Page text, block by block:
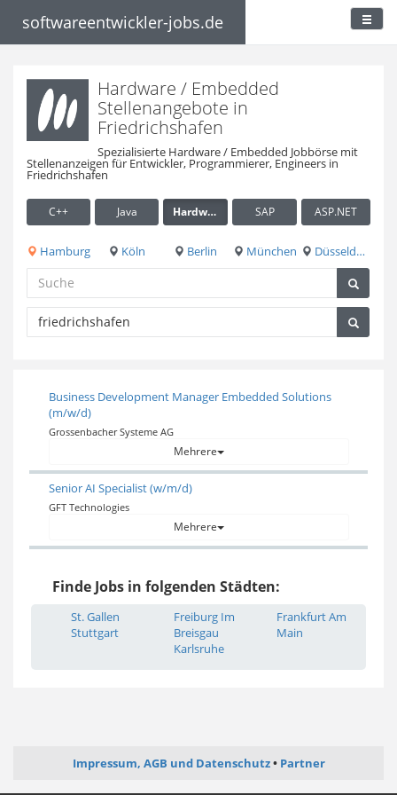
softwareentwickler-jobs.de
Hardware / Embedded
Stellenangebote in
Friedrichshafen
Spezialisierte Hardware / Embedded Jobbörse mit
Stellenanzeigen für Entwickler, Programmierer, Engineers in
Friedrichshafen
C++ Java Hardware / Embedded SAP ASP.NET
Hamburg Köln Berlin München Düsseldorf
Business Development Manager Embedded Solutions
(m/w/d)
Grossenbacher Systeme AG
Mehrere
Senior AI Specialist (w/m/d)
GFT Technologies
Mehrere
Finde Jobs in folgenden Städten:
St. Gallen
Stuttgart
Freiburg Im
Breisgau
Karlsruhe
Frankfurt Am
Main
Impressum, AGB und Datenschutz Partner